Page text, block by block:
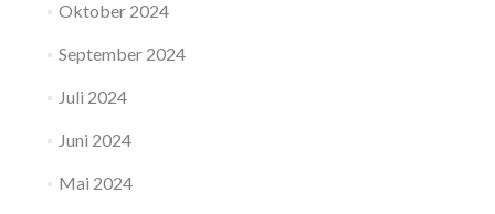
Oktober 2024
September 2024
Juli 2024
Juni 2024
Mai 2024